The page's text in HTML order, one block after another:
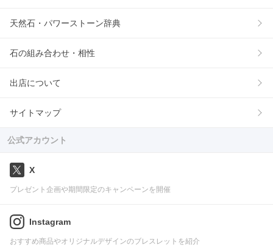
天然石・パワーストーン辞典
石の組み合わせ・相性
出店について
サイトマップ
公式アカウント
X
プレゼント企画や期間限定のキャンペーンを開催
Instagram
おすすめ商品やオリジナルデザインのブレスレットを紹介